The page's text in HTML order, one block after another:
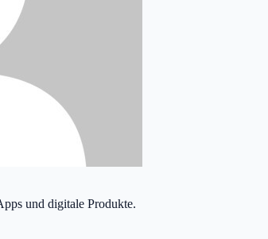
und digitale Produkte.